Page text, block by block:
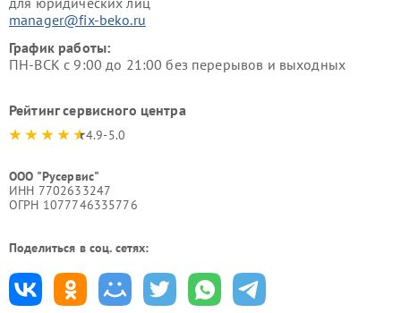
manager@fix-beko.ru
График работы:
ПН-ВСК с 9:00 до 21:00 без перерывов и выходных
Рейтинг сервисного центра
4.9-5.0
ООО "Русервис"
ИНН 7702633247
ОГРН 1077746335776
Поделиться в соц. сетях: